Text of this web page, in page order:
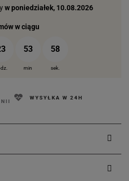
w poniedziałek, 10.08.2026
w ciągu
53 57
min sek.
WYSYŁKA W 24H